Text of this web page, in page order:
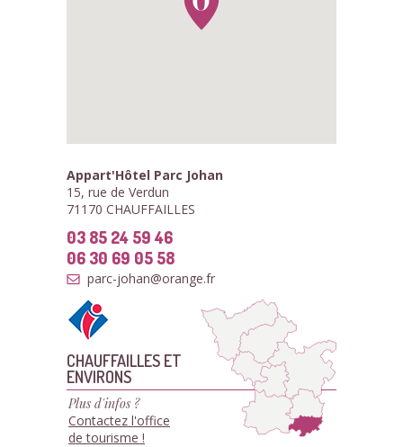
Appart'Hôtel Parc Johan
15, rue de Verdun
71170 CHAUFFAILLES
03 85 24 59 46
06 30 69 05 58
parc-johan@orange.fr
CHAUFFAILLES ET
ENVIRONS
Plus d'infos ?
Contactez l'office
de tourisme !